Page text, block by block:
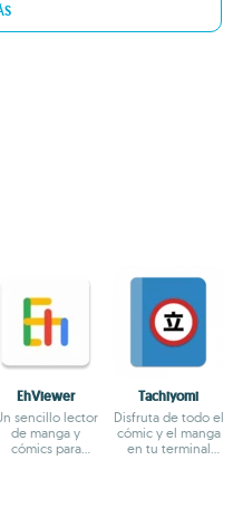
EhViewer
sencillo lector
de manga y
cómics para
Tachiyomi
Disfruta de todo el
cómic y el manga
en tu terminal